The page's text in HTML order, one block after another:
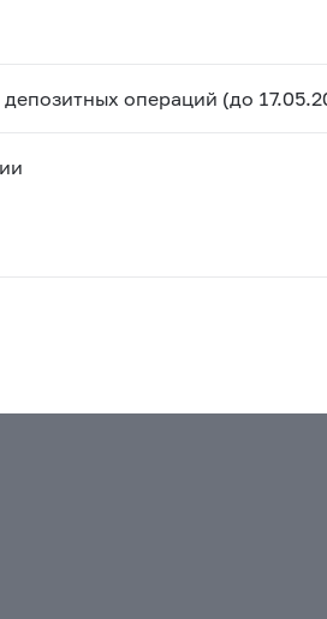
операций (до